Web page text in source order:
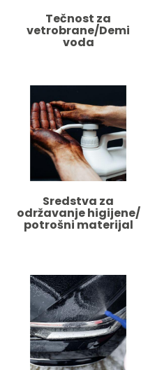
Tečnost za
vetrobrane/Demi
voda
Sredstva za
održavanje higijene/
potrošni materijal